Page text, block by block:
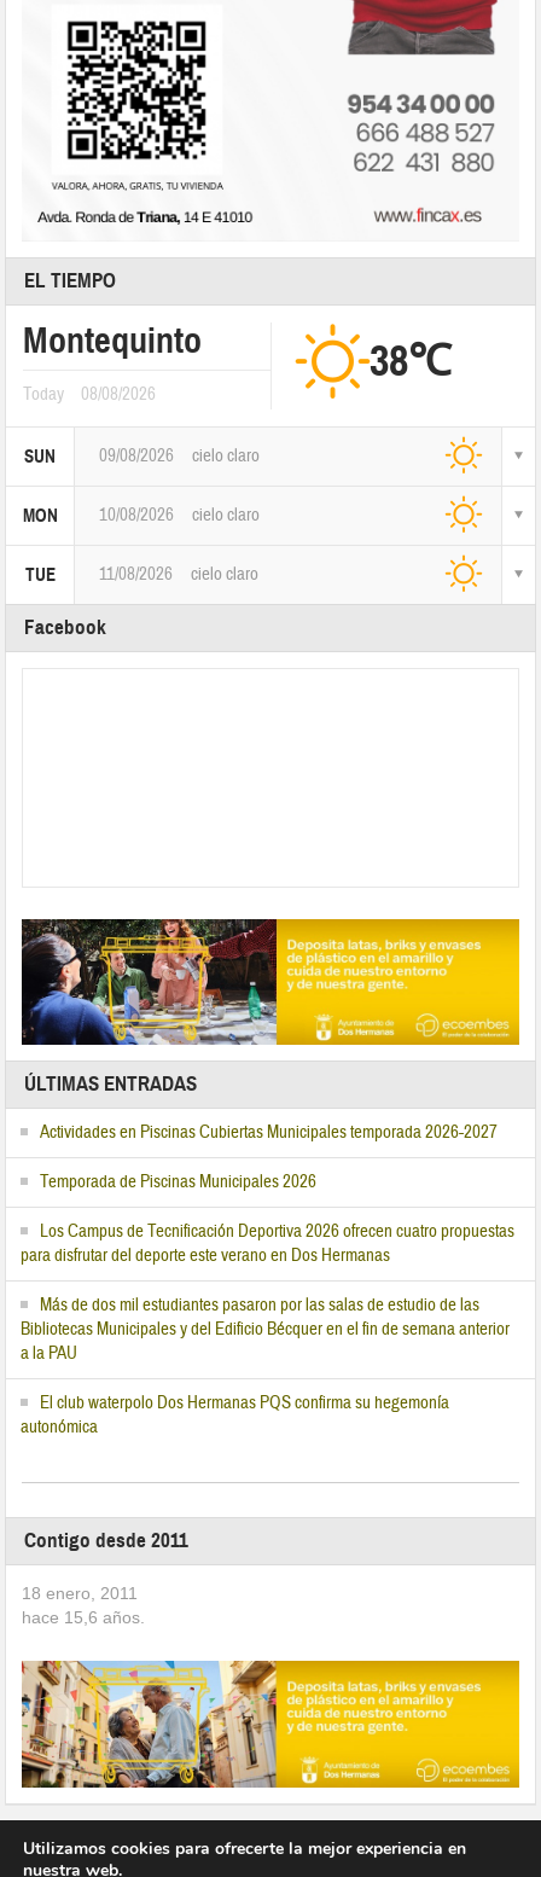
EL TIEMPO
Montequinto
Today 08/08/2026
38℃
SUN 09/08/2026 cielo claro
MON 10/08/2026 cielo claro
TUE 11/08/2026 cielo claro
Facebook
ÚLTIMAS ENTRADAS
Actividades en Piscinas Cubiertas Municipales temporada 2026-2027
Temporada de Piscinas Municipales 2026
Los Campus de Tecnificación Deportiva 2026 ofrecen cuatro propuestas
para disfrutar del deporte este verano en Dos Hermanas
Más de dos mil estudiantes pasaron por las salas de estudio de las
Bibliotecas Municipales y del Edificio Bécquer en el fin de semana anterior
a la PAU
El club waterpolo Dos Hermanas PQS confirma su hegemonía
autonómica
Contigo desde 2011
18 enero, 2011
hace 15,6 años.
Utilizamos cookies para ofrecerte la mejor experiencia en
nuestra web.